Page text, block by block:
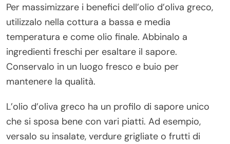
Per massimizzare i benefici dell’olio d’oliva greco,
utilizzalo nella cottura a bassa e media
temperatura e come olio finale. Abbinalo a
ingredienti freschi per esaltare il sapore.
Conservalo in un luogo fresco e buio per
mantenere la qualità.
L’olio d’oliva greco ha un profilo di sapore unico
che si sposa bene con vari piatti. Ad esempio,
versalo su insalate, verdure grigliate o frutti di